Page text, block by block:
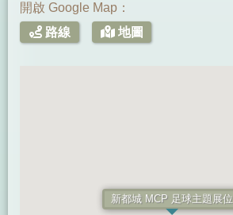
開啟 Google Map：
路線
地圖
新都城 MCP 足球主題展位